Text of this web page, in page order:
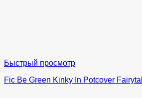
Быстрый просмотр
Fic Be Green Kinky In Potcover